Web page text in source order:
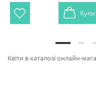
Квіти в каталозі онлайн-магазина виробника картин за номерами Brushme.com.ua. На сторінці можливо швидко купити Картина за номерами Ранковий натюрморт BS54287 від кращого бренду Brushme який славиться якістю. Кожен продукт каталогу «Картини за номерами» з